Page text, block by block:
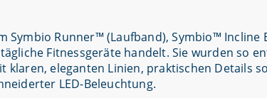
Symbio Runner™ (Laufband), Symbio™ Incline
Fitnessgeräte handelt. Sie wurden so
eleganten Linien, praktischen Details
LED-Beleuchtung.